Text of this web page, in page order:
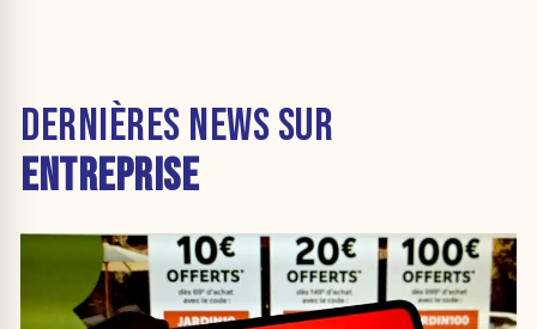
DERNIÈRES NEWS SUR
ENTREPRISE